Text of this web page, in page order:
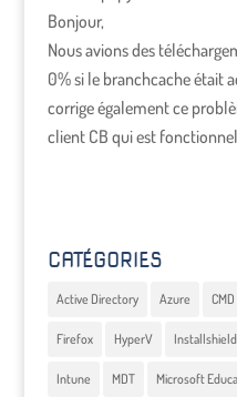
Bonjour,
Nous avions des
0% si le branchcache était
corrige également ce
client CB qui est
CATÉGORIES
Active Directory Azure CMD
Firefox HyperV
Intune MDT Microsoft